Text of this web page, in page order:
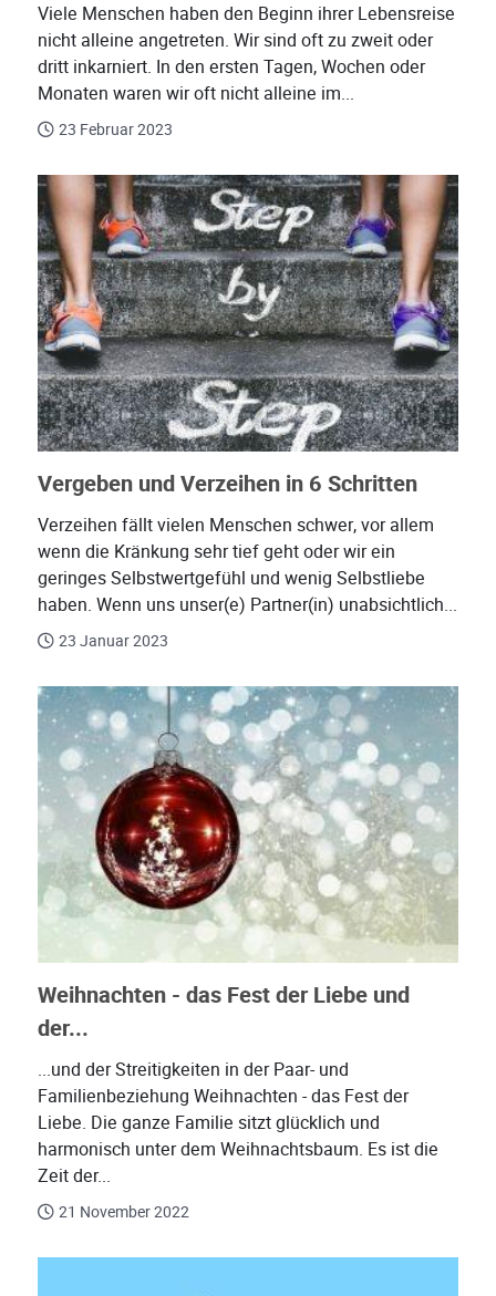
Viele Menschen haben den Beginn ihrer Lebensreise
nicht alleine angetreten. Wir sind oft zu zweit oder
dritt inkarniert. In den ersten Tagen, Wochen oder
Monaten waren wir oft nicht alleine im...
23 Februar 2023
Vergeben und Verzeihen in 6 Schritten
Verzeihen fällt vielen Menschen schwer, vor allem
wenn die Kränkung sehr tief geht oder wir ein
geringes Selbstwertgefühl und wenig Selbstliebe
haben. Wenn uns unser(e) Partner(in) unabsichtlich...
23 Januar 2023
Weihnachten - das Fest der Liebe und
der...
...und der Streitigkeiten in der Paar- und
Familienbeziehung Weihnachten - das Fest der
Liebe. Die ganze Familie sitzt glücklich und
harmonisch unter dem Weihnachtsbaum. Es ist die
Zeit der...
21 November 2022